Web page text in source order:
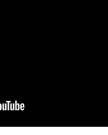
上、ゲート